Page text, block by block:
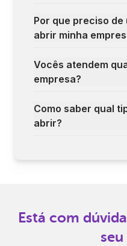
Por que preciso
abrir minha
Vocês atendem
empresa?
Como saber qual
abrir?
Está com
seu